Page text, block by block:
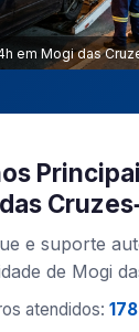
em Mogi das
e suporte
de Mogi
atendidos: 178